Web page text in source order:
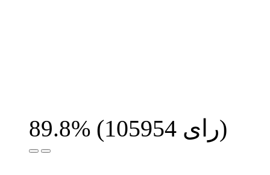
89.8% (105954 رای)